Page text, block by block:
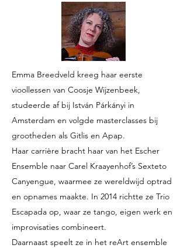
Emma Breedveld kreeg haar eerste
vioollessen van Coosje Wijzenbeek,
studeerde af bij István Párkányi in
Amsterdam en volgde masterclasses bij
grootheden als Gitlis en Apap.
Haar carrière bracht haar van het Escher
Ensemble naar Carel Kraayenhof’s Sexteto
Canyengue, waarmee ze wereldwijd optrad
en opnames maakte. In 2014 richtte ze Trio
Escapada op, waar ze tango, eigen werk en
improvisaties combineert.
Daarnaast speelt ze in het reArt ensemble